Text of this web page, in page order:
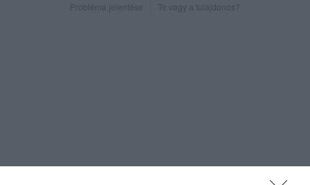
Probléma jelentése Te vagy a tulajdonos?